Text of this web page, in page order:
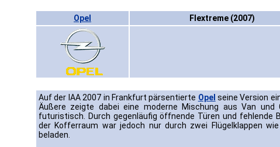
Opel Flextreme (2007)
Auf der IAA 2007 in Frankfurt pärsentierte Opel seine Version
Äußere zeigte dabei eine moderne Mischung aus Van und
futuristisch. Durch gegenläufig öffnende Türen und fehlende
der Kofferraum war jedoch nur durch zwei Flügelklappen
beladen.